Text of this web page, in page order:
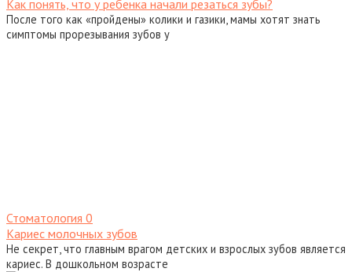
Как понять, что у ребенка начали резаться зубы?
После того как «пройдены» колики и газики, мамы хотят знать
симптомы прорезывания зубов у
Стоматология 0
Кариес молочных зубов
Не секрет, что главным врагом детских и взрослых зубов является
кариес. В дошкольном возрасте